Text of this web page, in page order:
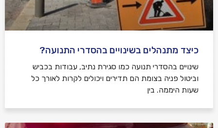
כיצד מתנהלים בשינויים בהסדרי התנועה?
שינויים בהסדרי תנועה כמו סגירת נתיב, עבודות בכביש
וביטול פניה בצומת הם תדירים ויכולים לקרות לאורך כל
שעות היממה. בין